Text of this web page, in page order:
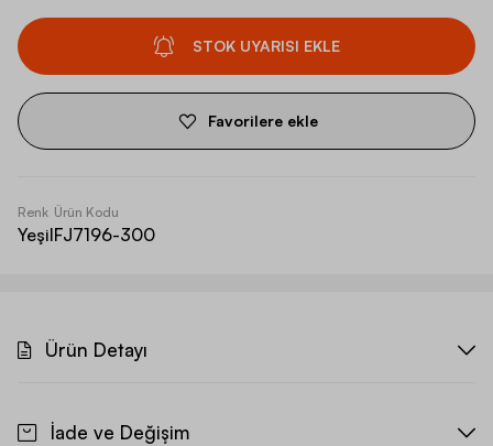
STOK UYARISI EKLE
Favorilere ekle
Renk
Yeşil
Ürün Kodu
FJ7196-300
Ürün Detayı
İade ve Değişim